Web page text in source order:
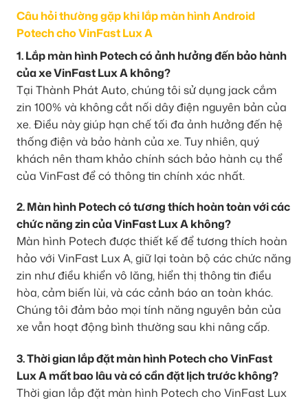
Câu hỏi thường gặp khi lắp màn hình Android
Potech cho VinFast Lux A
1. Lắp màn hình Potech có ảnh hưởng đến bảo hành
của xe VinFast Lux A không?
Tại Thành Phát Auto, chúng tôi sử dụng jack cắm
zin 100% và không cắt nối dây điện nguyên bản của
xe. Điều này giúp hạn chế tối đa ảnh hưởng đến hệ
thống điện và bảo hành của xe. Tuy nhiên, quý
khách nên tham khảo chính sách bảo hành cụ thể
của VinFast để có thông tin chính xác nhất.
2. Màn hình Potech có tương thích hoàn toàn với các
chức năng zin của VinFast Lux A không?
Màn hình Potech được thiết kế để tương thích hoàn
hảo với VinFast Lux A, giữ lại toàn bộ các chức năng
zin như điều khiển vô lăng, hiển thị thông tin điều
hòa, cảm biến lùi, và các cảnh báo an toàn khác.
Chúng tôi đảm bảo mọi tính năng nguyên bản của
xe vẫn hoạt động bình thường sau khi nâng cấp.
3. Thời gian lắp đặt màn hình Potech cho VinFast
Lux A mất bao lâu và có cần đặt lịch trước không?
Thời gian lắp đặt màn hình Potech cho VinFast Lux